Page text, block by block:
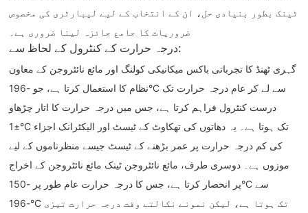
ٹینک بطور بنیادی حل، ان کے انتخاب کے لیے لیبارٹری کی مخصوص
ضروریات کا جامع جائزہ لینا ضروری ہے۔
درجہ حرارت کے کنٹرول کے لحاظ سے:
گہری ٹھنڈ کا تجرباتی باکس میکانیکی کولنگ اور مائع نائٹروجن کے معاون
نظام کا استعمال کرتا ہے، جو -196°C سے لے کر عام درجہ حرارت تک
درست کنٹرول فراہم کرتا ہے، جس میں درجہ حرارت کا اتار چڑھاو
±1°C تک ہوتا ہے۔ یہ دھاتوں کی تھکاوٹ کے ٹیسٹ اور الیکٹرانک اجزاء
کی کم درجہ حرارت پر عمر بڑھنے کے ٹیسٹ جیسے منظرناموں کے لیے
موزوں ہے۔ دوسری طرف، مائع نائٹروجن ٹینک مائع نائٹروجن کے اخراج
پر انحصار کرتا ہے، جس کا درجہ حرارت عام طور پر -150°C سے
-196°C تک ہوتا ہے، لیکن نمونے نکالتے وقت درجہ حرارت تیزی